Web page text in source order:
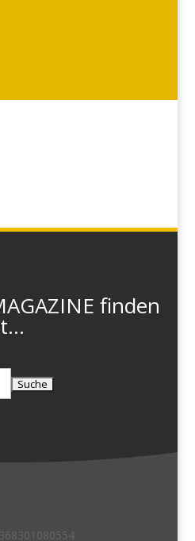
finden